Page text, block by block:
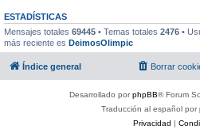
ESTADÍSTICAS
Mensajes totales 69445 • Temas totales 2476 •
más reciente es DeimosOlimpic
Índice general Borrar
Desarrollado porphpBB® Forum
Traducción al español por
Privacidad |